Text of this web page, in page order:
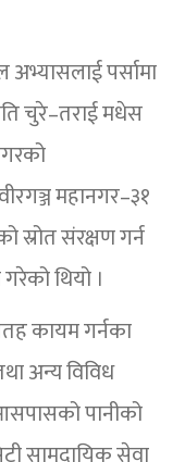
पर्सामा
चुरे–तराई मधेस
महानगर–३१
स्रोत संरक्षण गर्न
थियो ।
कायम गर्नका
अन्य विविध
पानीको